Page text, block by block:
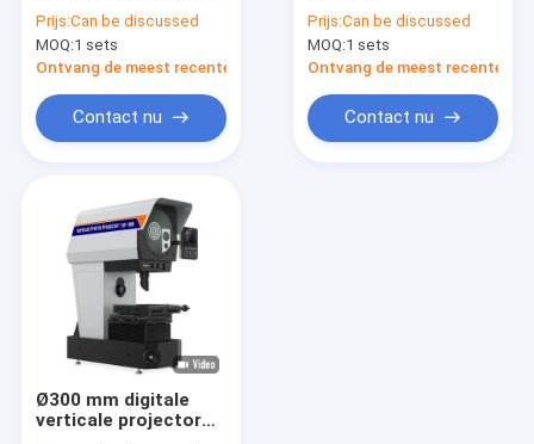
Neem contact met ons op
Nieuws
Vraag een offerte
China
Video meetsystemen
Hardheidstesteren
CE goedgekeurd
Prijs:Can be discussed
MOQ:1 sets
Ontvang de meest recente Prijs
Contact nu
Meting Multifunctie
Met Kleur Scherm
Prijs:Can be discussed
MOQ:1 sets
Ontvang de meest recente
Contact nu
Ø300 mm digitale
verticale projector